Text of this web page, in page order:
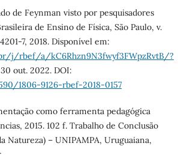
de Feynman visto por pesquisadores
de Ensino de Física, São Paulo, v.
7, 2018. Disponível em:
j/rbef/a/kC6Rhzn9N3fwyf3FWpzRvtB/?
out. 2022. DOI:
1806-9126-rbef-2018-0157
como ferramenta pedagógica
2015. 102 f. Trabalho de Conclusão
Natureza) – UNIPAMPA, Uruguaiana,